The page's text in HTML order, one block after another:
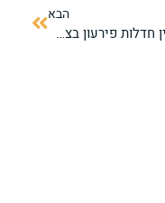
הבא
עורך דין חדלות פירעון בצפון: הדרך המשפטית הבטוחה למחיקת חובות